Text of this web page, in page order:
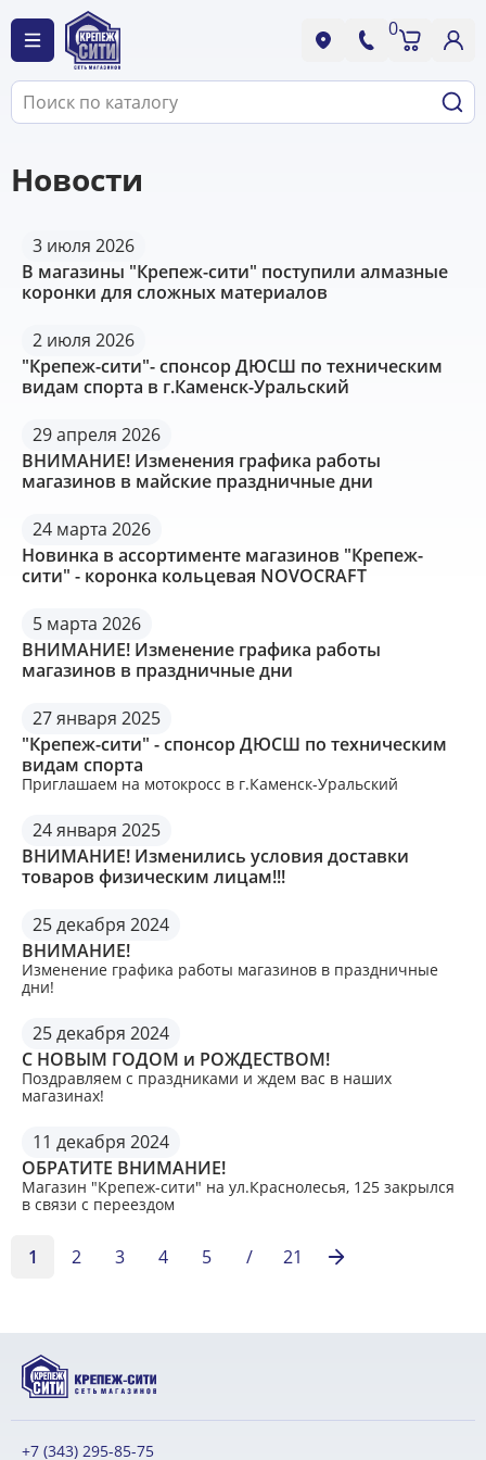
0
Новости
3 июля 2026
В магазины "Крепеж-сити" поступили алмазные
коронки для сложных материалов
2 июля 2026
"Крепеж-сити"- спонсор ДЮСШ по техническим
видам спорта в г.Каменск-Уральский
29 апреля 2026
ВНИМАНИЕ! Изменения графика работы
магазинов в майские праздничные дни
24 марта 2026
Новинка в ассортименте магазинов "Крепеж-
сити" - коронка кольцевая NOVOCRAFT
5 марта 2026
ВНИМАНИЕ! Изменение графика работы
магазинов в праздничные дни
27 января 2025
"Крепеж-сити" - спонсор ДЮСШ по техническим
видам спорта
Приглашаем на мотокросс в г.Каменск-Уральский
24 января 2025
ВНИМАНИЕ! Изменились условия доставки
товаров физическим лицам!!!
25 декабря 2024
ВНИМАНИЕ!
Изменение графика работы магазинов в праздничные
дни!
25 декабря 2024
С НОВЫМ ГОДОМ и РОЖДЕСТВОМ!
Поздравляем с праздниками и ждем вас в наших
магазинах!
11 декабря 2024
ОБРАТИТЕ ВНИМАНИЕ!
Магазин "Крепеж-сити" на ул.Краснолесья, 125 закрылся
в связи с переездом
1 2 3 4 5 / 21
+7 (343) 295-85-75